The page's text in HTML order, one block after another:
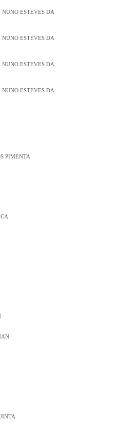
NUNO ESTEVES DA
NUNO ESTEVES DA
NUNO ESTEVES DA
NUNO ESTEVES DA
PIMENTA